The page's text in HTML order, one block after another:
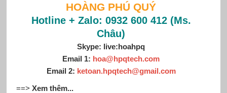
HOÀNG PHÚ QUÝ
Hotline + Zalo: 0932 600 412 (Ms.
Châu)
Skype: live:hoahpq
Email 1: hoa@hpqtech.com
Email 2: ketoan.hpqtech@gmail.com
==> Xem thêm...